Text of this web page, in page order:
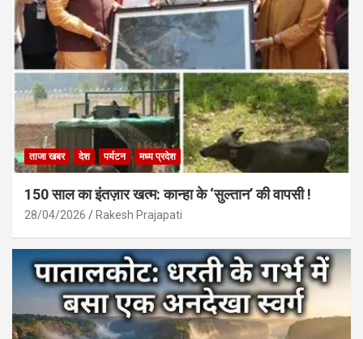
ताजा खबर देश पर्यटन मध्य प्रदेश
150 साल का इंतज़ार खत्म: कान्हा के ‘सुल्तान’ की वापसी !
28/04/2026 Rakesh Prajapati